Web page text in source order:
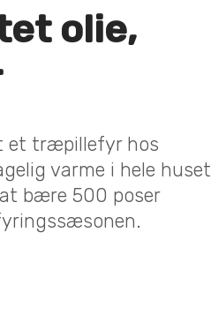
olie,
et træpillefyr hos
varme i hele huset
bære 500 poser